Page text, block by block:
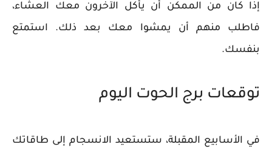
إذا كان من الممكن أن يأكل الآخرون معك العشاء،
فاطلب منهم أن يمشوا معك بعد ذلك. استمتع
بنفسك.
توقعات برج الحوت اليوم
في الأسابيع المقبلة، ستستعيد الانسجام إلى طاقاتك